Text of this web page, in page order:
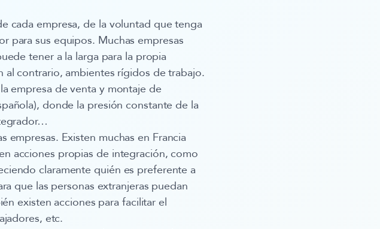
cada empresa, de la voluntad que tenga
para sus equipos. Muchas empresas
tener a la larga para la propia
contrario, ambientes rígidos de trabajo.
empresa de venta y montaje de
donde la presión constante de la
empresas. Existen muchas en Francia
acciones propias de integración, como
claramente quién es preferente a
que las personas extranjeras puedan
existen acciones para facilitar el
etc.